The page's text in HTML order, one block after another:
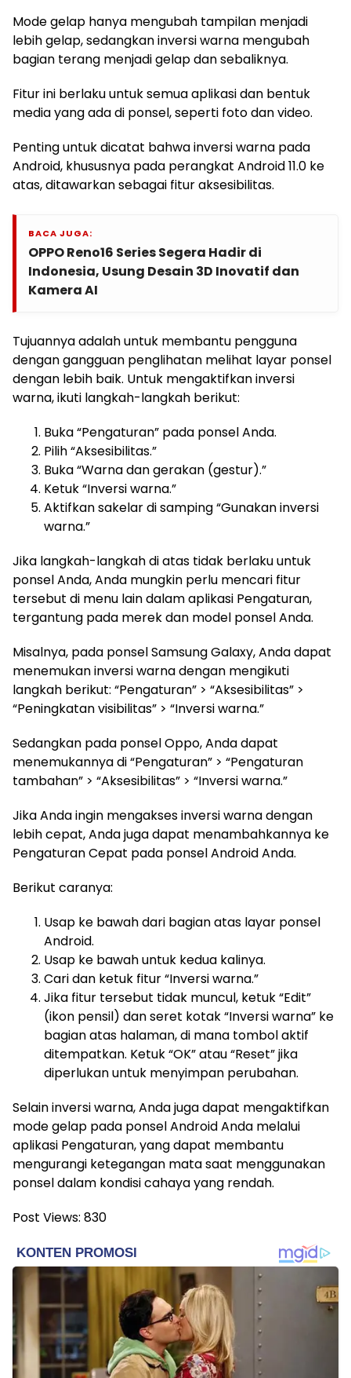
Mode gelap hanya mengubah tampilan menjadi
lebih gelap, sedangkan inversi warna mengubah
bagian terang menjadi gelap dan sebaliknya.
Fitur ini berlaku untuk semua aplikasi dan bentuk
media yang ada di ponsel, seperti foto dan video.
Penting untuk dicatat bahwa inversi warna pada
Android, khususnya pada perangkat Android 11.0 ke
atas, ditawarkan sebagai fitur aksesibilitas.
BACA JUGA:
OPPO Reno16 Series Segera Hadir di
Indonesia, Usung Desain 3D Inovatif dan
Kamera AI
Tujuannya adalah untuk membantu pengguna
dengan gangguan penglihatan melihat layar ponsel
dengan lebih baik. Untuk mengaktifkan inversi
warna, ikuti langkah-langkah berikut:
Buka “Pengaturan” pada ponsel Anda.
Pilih “Aksesibilitas.”
Buka “Warna dan gerakan (gestur).”
Ketuk “Inversi warna.”
Aktifkan sakelar di samping “Gunakan inversi
warna.”
Jika langkah-langkah di atas tidak berlaku untuk
ponsel Anda, Anda mungkin perlu mencari fitur
tersebut di menu lain dalam aplikasi Pengaturan,
tergantung pada merek dan model ponsel Anda.
Misalnya, pada ponsel Samsung Galaxy, Anda dapat
menemukan inversi warna dengan mengikuti
langkah berikut: “Pengaturan” > “Aksesibilitas” >
“Peningkatan visibilitas” > “Inversi warna.”
Sedangkan pada ponsel Oppo, Anda dapat
menemukannya di “Pengaturan” > “Pengaturan
tambahan” > “Aksesibilitas” > “Inversi warna.”
Jika Anda ingin mengakses inversi warna dengan
lebih cepat, Anda juga dapat menambahkannya ke
Pengaturan Cepat pada ponsel Android Anda.
Berikut caranya:
Usap ke bawah dari bagian atas layar ponsel
Android.
Usap ke bawah untuk kedua kalinya.
Cari dan ketuk fitur “Inversi warna.”
Jika fitur tersebut tidak muncul, ketuk “Edit”
(ikon pensil) dan seret kotak “Inversi warna” ke
bagian atas halaman, di mana tombol aktif
ditempatkan. Ketuk “OK” atau “Reset” jika
diperlukan untuk menyimpan perubahan.
Selain inversi warna, Anda juga dapat mengaktifkan
mode gelap pada ponsel Android Anda melalui
aplikasi Pengaturan, yang dapat membantu
mengurangi ketegangan mata saat menggunakan
ponsel dalam kondisi cahaya yang rendah.
Post Views: 830